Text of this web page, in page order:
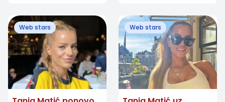
mode
YouTube kanala
Web stars Web stars